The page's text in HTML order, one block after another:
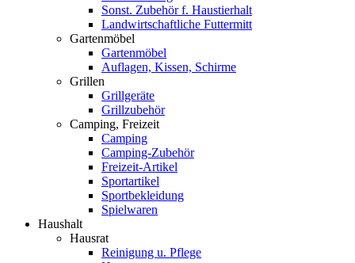
Sonst. Zubehör f. Haustierhalt
Landwirtschaftliche Futtermitt
Gartenmöbel
Gartenmöbel
Auflagen, Kissen, Schirme
Grillen
Grillgeräte
Grillzubehör
Camping, Freizeit
Camping
Camping-Zubehör
Freizeit-Artikel
Sportartikel
Sportbekleidung
Spielwaren
Haushalt
Hausrat
Reinigung u. Pflege